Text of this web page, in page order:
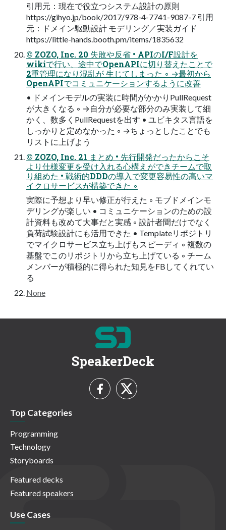
引用元：現在で役立つシステム設計の原則
https://gihyo.jp/book/2017/978-4-7741-9087-7 引用
元：ドメイン駆動設計 モデリング／実装ガイド
https://little-hands.booth.pm/items/1835632
© ZOZO, Inc. 20 失敗や反省 • APIのI/F設計を
wikiで行い、途中でOpenAPIに切り替えたことで
2重管理になり混乱が 生じてしまった ◦ →最初から
OpenAPIでコミュニケーションするように改善
• ドメインモデルの実装に時間がかかりPullRequest
が大きくなる ◦ →自分が必要な部分のみ実装して細
かく、数多くPullRequestを出す • ユビキタス言語を
しっかりと定めなかった ◦ →ちょっとしたことでも
リストに上げよう
© ZOZO, Inc. 21 まとめ • 先行開発だったからこそ
より仕様変更を受け入れる心構えができチームで取
り組めた • 戦術的DDDの導入で変更容易性の高いマ
イクロサービスが構築できた ◦
実際に予想より早い修正が行えた ◦ モブドメインモ
デリングが楽しい • コミュニケーションのための設
計資料も改めて大事だと実感 ◦ 設計者間だけでなく
負荷試験設計にも活用できた • Templateリポジトリ
でマイクロサービス立ち上げもスピーディ ◦ 複数の
基盤でこのリポジトリから立ち上げている ◦ チーム
メンバーが積極的に得られた知見をFBしてくれてい
る
None
SpeakerDeck
Top Categories
Programming
Technology
Storyboards
Featured decks
Featured speakers
Use Cases